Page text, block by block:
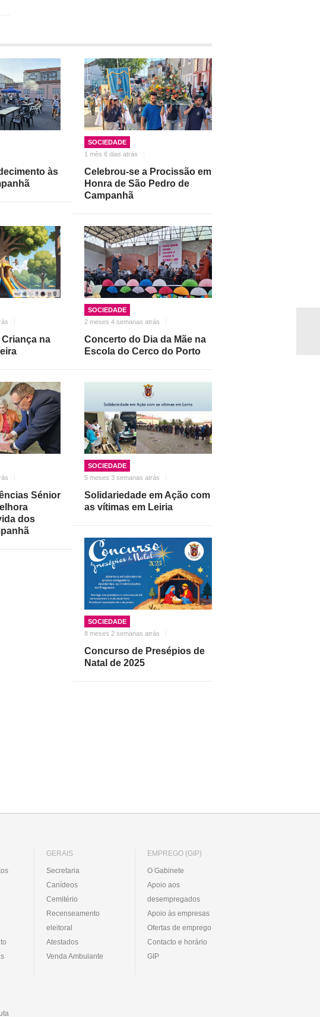
às
SOCIEDADE
1 mês 6 dias atrás
Celebrou-se a Procissão em
Honra de São Pedro de
Campanhã
Criança na
SOCIEDADE
2 meses 4 semanas atrás
Concerto do Dia da Mãe na
Escola do Cerco do Porto
Sénior
dos
SOCIEDADE
5 meses 3 semanas atrás
Solidariedade em Ação com
as vítimas em Leiria
SOCIEDADE
8 meses 2 semanas atrás
Concurso de Presépios de
Natal de 2025
GERAIS
Secretaria
Canídeos
Cemitério
Recenseamento
eleitoral
Atestados
Venda Ambulante
EMPREGO (GIP)
O Gabinete
Apoio aos
desempregados
Apoio às empresas
Ofertas de emprego
Contacto e horário
GIP